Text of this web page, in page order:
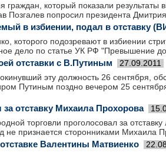
граждан, который показали результаты
Позгалев попросил президента
в избиении, подал в отставку
которого подозревают в избиении
дело по статье УК РФ "Превышение
отставки с В.Путиным 27.09.2011
эту должность 26 сентября,
Путиным поздно вечером 25
отставку Михаила Прохорова
торговли проголосовал за
не признается сторонниками Михаила
Валентины Матвиенко